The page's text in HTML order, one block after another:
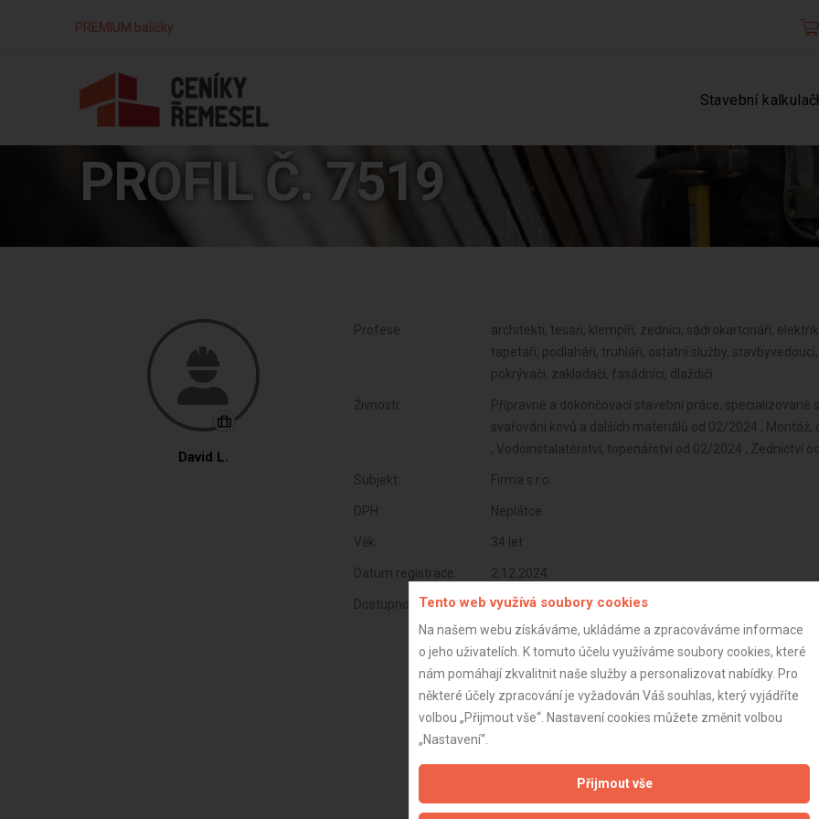
PREMIUM balíčky
Stavební
PROFIL Č. 7519
David L.
Profese:
architekti, tesaři, klempíři, zedníci, sádrokartonáři,
tapetáři, podlaháři, truhláři, ostatní služby,
pokrývači, zakladači, fasádníci, dlaždiči
Živnosti:
Přípravné a dokončovací stavební práce,
svařování kovů a dalších materiálů od 02/2024 ,
, Vodoinstalatérství, topenářství od 02/2024 , Zednictví
Subjekt: Firma s.r.o.
DPH: Neplátce
Věk: 34 let
Datum registrace: 2.12.2024
Dostupnost:Tento web využívá soubory cookies
Na našem webu získáváme, ukládáme a zpracováváme informace
o jeho uživatelích. K tomuto účelu využíváme soubory cookies, které
nám pomáhají zkvalitnit naše služby a personalizovat nabídky. Pro
některé účely zpracování je vyžadován Váš souhlas, který vyjádříte
volbou „Přijmout vše“. Nastavení cookies můžete změnit volbou
„Nastavení“.
Přijmout vše